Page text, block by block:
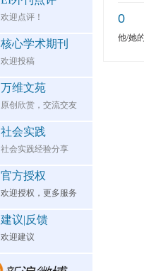
欢迎点评！
核心学术期刊
欢迎投稿
万维文苑
原创欣赏，交流交友
社会实践
社会实践经验分享
官方授权
欢迎授权，更多服务
建议|反馈
欢迎建议
0
他/她